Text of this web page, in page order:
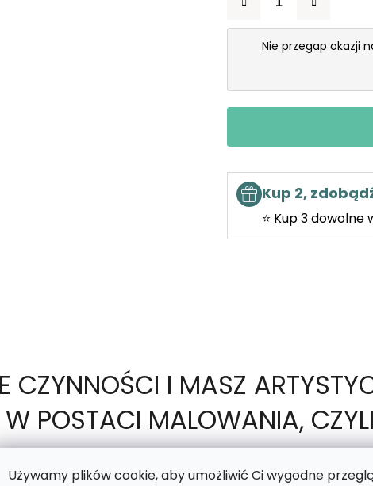
Używamy plików cookie, aby umożliwić Ci wygodne
Nie przegap okazji
Kup 2,
⭐ Kup 3 dowolne
CZYNNOŚCI I MASZ
POSTACI MALOWANIA, CZYLI